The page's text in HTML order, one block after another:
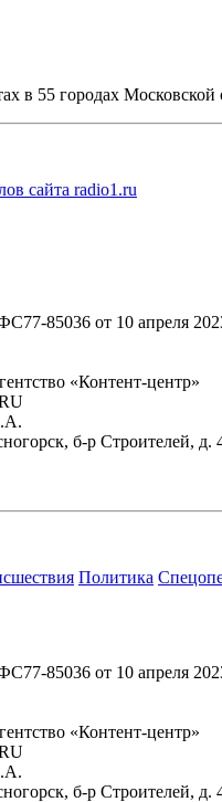
в 55 городах Московской
сайта radio1.ru
85036 от 10 апреля
«Контент-центр»
б-р Строителей,
Политика
85036 от 10 апреля
«Контент-центр»
б-р Строителей,